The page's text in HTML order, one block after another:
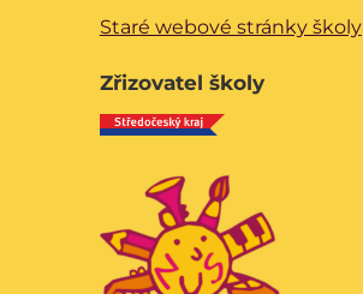
Staré webové stránky školy
Zřizovatel školy